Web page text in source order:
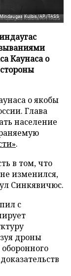
Kulbis/AP/TASS
Каунаса о
о якобы
Глава
население
.
в том, что
изменился,
Синкявичюс.
с
дроны